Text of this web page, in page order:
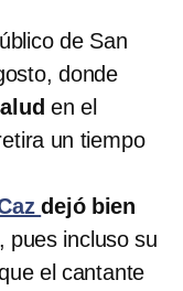
de San
donde
en el
un tiempo
dejó bien
, pues incluso su
el cantante